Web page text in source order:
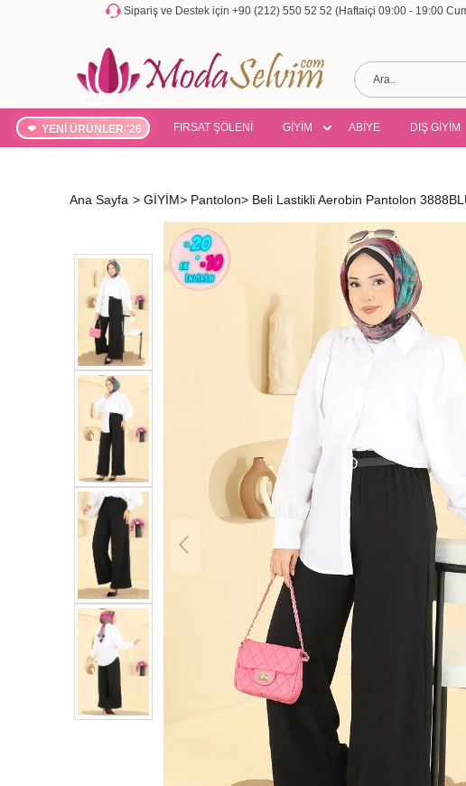
Sipariş ve Destek için +90 (212) 550 52 52 (Haftaiçi 09:00 - 19:00
YENİ ÜRÜNLER '26 FIRSAT ŞÖLENİ GİYİM ABİYE DIŞ GİYİM
Ana Sayfa > GİYİM> Pantolon> Beli Lastikli Aerobin Pantolon